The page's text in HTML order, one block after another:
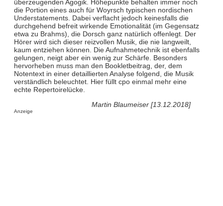
überzeugenden Agogik. Höhepunkte behalten immer noch
die Portion eines auch für Woyrsch typischen nordischen
Understatements. Dabei verflacht jedoch keinesfalls die
durchgehend befreit wirkende Emotionalität (im Gegensatz
etwa zu Brahms), die Dorsch ganz natürlich offenlegt. Der
Hörer wird sich dieser reizvollen Musik, die nie langweilt,
kaum entziehen können. Die Aufnahmetechnik ist ebenfalls
gelungen, neigt aber ein wenig zur Schärfe. Besonders
hervorheben muss man den Bookletbeitrag, der, dem
Notentext in einer detaillierten Analyse folgend, die Musik
verständlich beleuchtet. Hier füllt cpo einmal mehr eine
echte Repertoirelücke.
Martin Blaumeiser [13.12.2018]
Anzeige